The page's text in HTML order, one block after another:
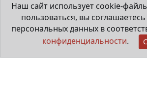
Наш сайт использует cookie-
пользоваться, вы
персональных данных в
конфиденциальности.